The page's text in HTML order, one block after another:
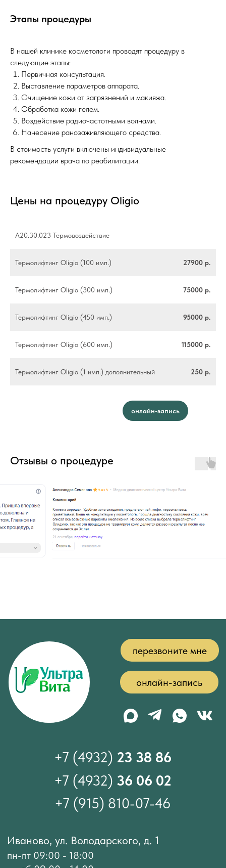
Этапы процедуры
В нашей клинике косметологи проводят процедуру в
следующие этапы:
Первичная консультация.
Выставление параметров аппарата.
Очищение кожи от загрязнений и макияжа.
Обработка кожи гелем.
Воздействие радиочастотными волнами.
Нанесение ранозаживляющего средства.
В стоимость услуги включены индивидуальные
рекомендации врача по реабилитации.
Цены на процедуру Oligio
A20.30.023 Термовоздействие
Термолифтинг Oligio (100 имп.) 27900 р.
Термолифтинг Oligio (300 имп.) 75000 р.
Термолифтинг Oligio (450 имп.) 95000 р.
Термолифтинг Oligio (600 имп.) 115000 р.
Термолифтинг Oligio (1 имп.) дополнительный 250 р.
онлайн-запись
Отзывы о процедуре
ОГРН 1053701050810
выдана Департаментом
здравоохранения Ивановской области
28.02.2014
Российской Федерации
Федеральная служба по надзору
Территориальный Фонд ОМС
Федеральная служба по надзору в
Правовая информация
Карта сайта
Политика обработки персональных данных
Согласие на обработку персональных данных
Федеральной службы по надзору